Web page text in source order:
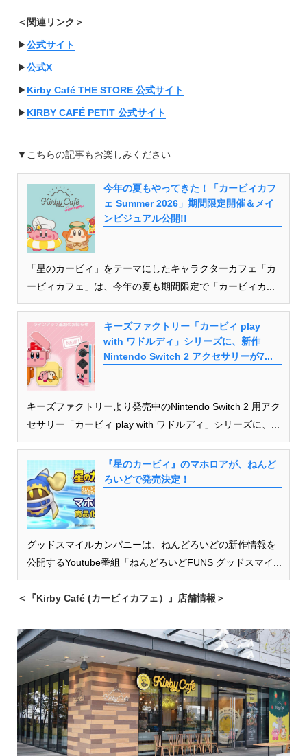
＜関連リンク＞
▶︎公式サイト
▶︎公式X
▶︎ Kirby Café THE STORE 公式サイト
▶︎ KIRBY CAFÉ PETIT 公式サイト
▼こちらの記事もお楽しみください
今年の夏もやってきた！「カービィカフ
ェ Summer 2026」期間限定開催＆メイ
ンビジュアル公開!!
「星のカービィ」をテーマにしたキャラクターカフェ「カ
ービィカフェ」は、今年の夏も期間限定で「カービィカ...
キーズファクトリー「カービィ play
with ワドルディ」シリーズに、新作
Nintendo Switch 2 アクセサリーが7...
キーズファクトリーより発売中のNintendo Switch 2 用アク
セサリー「カービィ play with ワドルディ」シリーズに、...
『星のカービィ』のマホロアが、ねんど
ろいどで発売決定！
グッドスマイルカンパニーは、ねんどろいどの新作情報を
公開するYoutube番組「ねんどろいどFUNS グッドスマイ...
＜『Kirby Café (カービィカフェ）』店舗情報＞